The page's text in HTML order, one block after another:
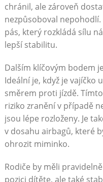
chránil, ale zároveň
nezpůsoboval
pás, který rozkládá sílu
lepší stabilitu.
Dalším klíčovým bodem
Ideální je, když je vajíčko
směrem proti jízdě.
riziko zranění v případě
jsou lépe rozloženy. Je
v dosahu airbagů, které
ohrozit miminko.
Rodiče by měli
pozici dítěte, ale také